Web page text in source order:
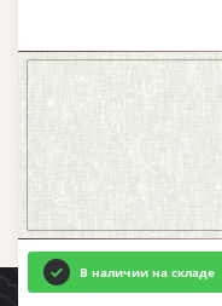
В наличии на складе